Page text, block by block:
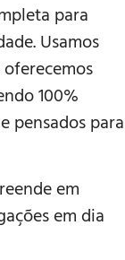
para
Usamos
100%
pensados para
em
em dia